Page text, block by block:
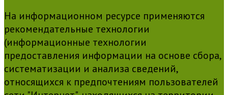
На информационном ресурсе применяются
рекомендательные технологии
(информационные технологии
предоставления информации на основе сбора,
систематизации и анализа сведений,
относящихся к предпочтениям пользователей